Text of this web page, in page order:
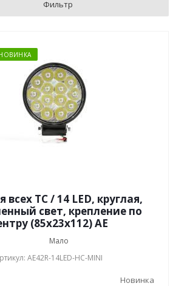
Фильтр
всех ТС / 14 LED, круглая,
свет, крепление по
(85х23х112) AE
Мало
AE42R-14LED-HC-MINI
Новинка